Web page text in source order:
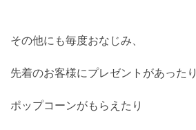
その他にも毎度おなじみ、
先着のお客様にプレゼントがあったり
ポップコーンがもらえたり